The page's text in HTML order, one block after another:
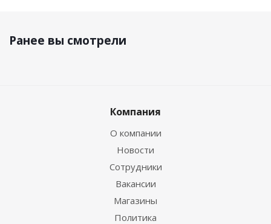
Ранее вы смотрели
Компания
О компании
Новости
Сотрудники
Вакансии
Магазины
Политика